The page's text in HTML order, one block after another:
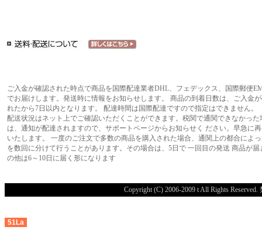
ご入金が確認された時点で商品を国際配達業者DHL、フェデックス、国際郵便
でお届けします。発送時に情報をお知らせします。 商品の到着日数は、ご入金
れたから7日以内となります。 配達時間は国際配達ですので指定はできません。
配送状況はネット上でご確認いただくことができます。税関で通関できなかった
は、通知が配達されますので、サポートページからお知らせく ださい。早急に
いたします。 一度のご注文で多数の商品を購入された場合、通関上の都合によ
を数回に分けて行うことがあります。その場合は、5日で 一回目の発送 商品が届
の他は6～10日に届く形になります
Copyright (C) 2006-2009 t All Rights
51La